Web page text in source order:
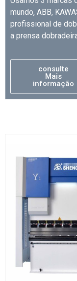
mundo, ABB,
profissional de
a prensa
consulte
Mais
informação